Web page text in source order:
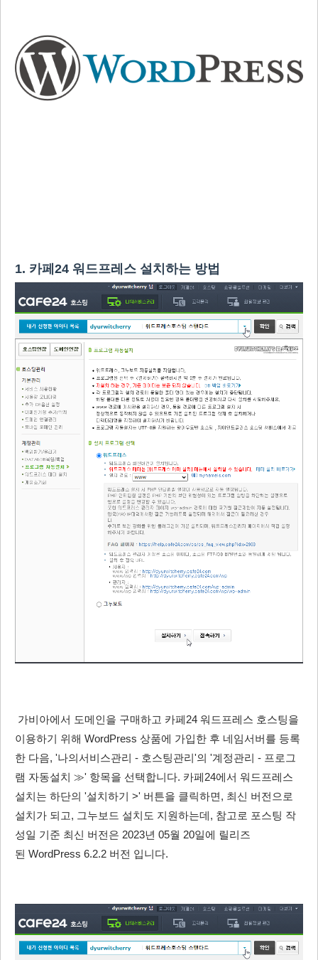
1. 카페24 워드프레스 설치하는 방법
가비아에서 도메인을 구매하고 카페24 워드프레스 호스팅을
이용하기 위해 WordPress 상품에 가입한 후 네임서버를 등록
한 다음, '나의서비스관리 - 호스팅관리'의 '계정관리 - 프로그
램 자동설치 ≫' 항목을 선택합니다. 카페24에서 워드프레스
설치는 하단의 '설치하기 >' 버튼을 클릭하면, 최신 버전으로
설치가 되고, 그누보드 설치도 지원하는데, 참고로 포스팅 작
성일 기준 최신 버전은 2023년 05월 20일에 릴리즈
된 WordPress 6.2.2 버전 입니다.